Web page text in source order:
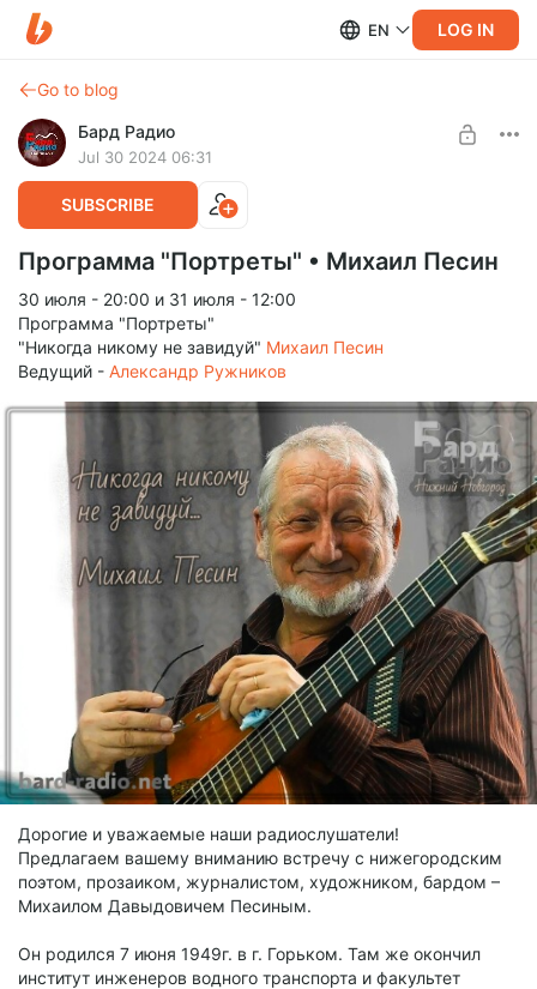
EN LOG IN
Go to blog
Бард Радио
Jul 30 2024 06:31
SUBSCRIBE
Программа "Портреты" • Михаил Песин
30 июля - 20:00 и 31 июля - 12:00
Программа "Портреты"
"Никогда никому не завидуй" Михаил Песин
Ведущий - Александр Ружников
Дорогие и уважаемые наши радиослушатели!
Предлагаем вашему вниманию встречу с нижегородским
поэтом, прозаиком, журналистом, художником, бардом –
Михаилом Давыдовичем Песиным.
Он родился 7 июня 1949г. в г. Горьком. Там же окончил
институт инженеров водного транспорта и факультет